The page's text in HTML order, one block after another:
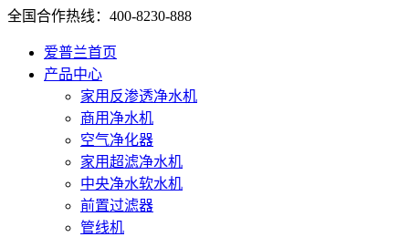
全国合作热线： 400-8230-888
爱普兰首页
产品中心
家用反渗透净水机
商用净水机
空气净化器
家用超滤净水机
中央净水软水机
前置过滤器
管线机